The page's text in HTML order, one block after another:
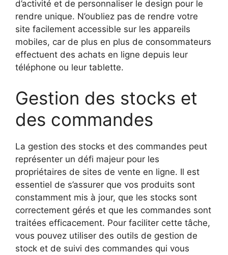
d’activité et de personnaliser le design pour le
rendre unique. N’oubliez pas de rendre votre
site facilement accessible sur les appareils
mobiles, car de plus en plus de consommateurs
effectuent des achats en ligne depuis leur
téléphone ou leur tablette.
Gestion des stocks et
des commandes
La gestion des stocks et des commandes peut
représenter un défi majeur pour les
propriétaires de sites de vente en ligne. Il est
essentiel de s’assurer que vos produits sont
constamment mis à jour, que les stocks sont
correctement gérés et que les commandes sont
traitées efficacement. Pour faciliter cette tâche,
vous pouvez utiliser des outils de gestion de
stock et de suivi des commandes qui vous